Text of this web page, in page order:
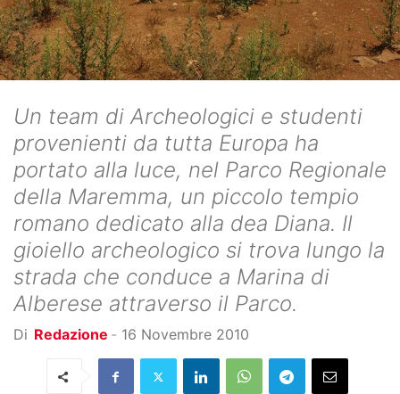
Un team di Archeologici e studenti
provenienti da tutta Europa ha
portato alla luce, nel Parco Regionale
della Maremma, un piccolo tempio
romano dedicato alla dea Diana. Il
gioiello archeologico si trova lungo la
strada che conduce a Marina di
Alberese attraverso il Parco.
Di Redazione - 16 Novembre 2010